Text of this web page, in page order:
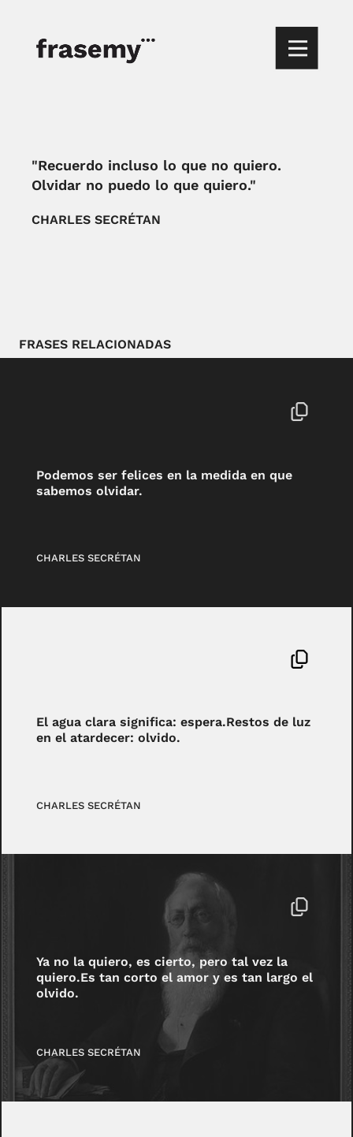
"Recuerdo incluso lo que no quiero.
Olvidar no puedo lo que quiero."
CHARLES SECRÉTAN
FRASES RELACIONADAS
Podemos ser felices en la medida en que
sabemos olvidar.
CHARLES SECRÉTAN
El agua clara significa: espera.Restos de luz
en el atardecer: olvido.
CHARLES SECRÉTAN
Ya no la quiero, es cierto, pero tal vez la
quiero.Es tan corto el amor y es tan largo el
olvido.
CHARLES SECRÉTAN